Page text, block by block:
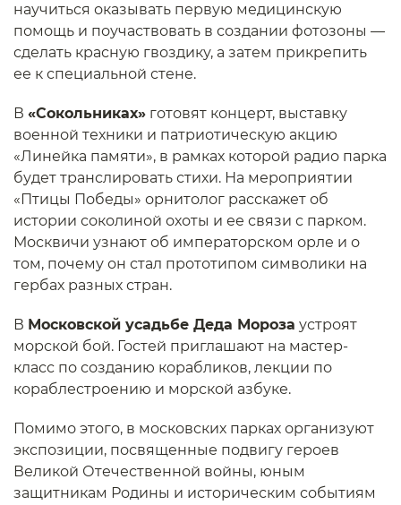
научиться оказывать первую медицинскую
помощь и поучаствовать в создании фотозоны —
сделать красную гвоздику, а затем прикрепить
ее к специальной стене.
В «Сокольниках» готовят концерт, выставку
военной техники и патриотическую акцию
«Линейка памяти», в рамках которой радио парка
будет транслировать стихи. На мероприятии
«Птицы Победы» орнитолог расскажет об
истории соколиной охоты и ее связи с парком.
Москвичи узнают об императорском орле и о
том, почему он стал прототипом символики на
гербах разных стран.
В Московской усадьбе Деда Мороза устроят
морской бой. Гостей приглашают на мастер-
класс по созданию корабликов, лекции по
кораблестроению и морской азбуке.
Помимо этого, в московских парках организуют
экспозиции, посвященные подвигу героев
Великой Отечественной войны, юным
защитникам Родины и историческим событиям